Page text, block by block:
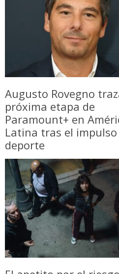
Augusto Rovegno
próxima etapa de
Paramount+ en
Latina tras el impulso
deporte